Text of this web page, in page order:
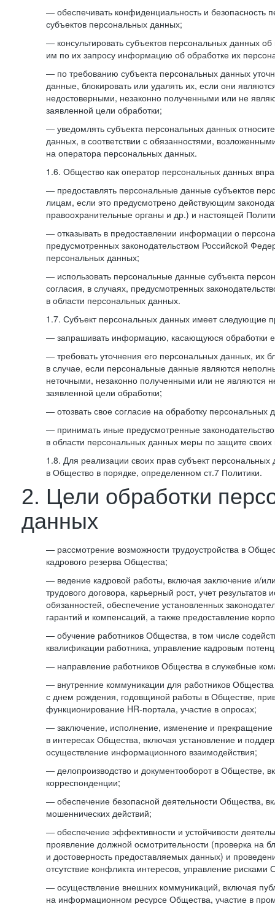
— обеспечивать конфиденциальность и безопасность
субъектов персональных данных;
— консультировать субъектов персональных данных об
им по их запросу информацию об обработке их
— по требованию субъекта персональных данных
данные, блокировать или удалять их, если они
недостоверными, незаконно полученными или не
заявленной цели обработки;
— уведомлять субъекта персональных данных
данных, в соответствии с обязанностями,
на оператора персональных данных.
1.6. Общество как оператор персональных данных
— предоставлять персональные данные субъектов
лицам, если это предусмотрено действующим
правоохранительные органы и др.) и настоящей
— отказывать в предоставлении информации о
предусмотренных законодательством Российской
персональных данных;
— использовать персональные данные субъекта
согласия, в случаях, предусмотренных
в области персональных данных.
1.7. Субъект персональных данных имеет следующие
— запрашивать информацию, касающуюся обработки
— требовать уточнения его персональных данных, их
в случае, если персональные данные являются
неточными, незаконно полученными или не являются
заявленной цели обработки;
— отозвать свое согласие на обработку персональных
— принимать иные предусмотренные
в области персональных данных меры по защите своих
1.8. Для реализации своих прав субъект
в Общество в порядке, определенном ст.7 Политики.
2. Цели обработки
данных
— рассмотрение возможности трудоустройства в
кадрового резерва Общества;
— ведение кадровой работы, включая заключение и/
трудового договора, карьерный рост, учет
обязанностей, обеспечение установленных
гарантий и компенсаций, а также предоставление
— обучение работников Общества, в том числе
квалификации работника, управление кадровым
— направление работников Общества в служебные
— внутренние коммуникации для работников
с днем рождения, годовщиной работы в Обществе,
функционирование HR-портала, участие в опросах;
— заключение, исполнение, изменение и прекращение
в интересах Общества, включая установление и
осуществление информационного взаимодействия;
— делопроизводство и документооборот в Обществе,
корреспонденции;
— обеспечение безопасной деятельности Общества,
мошеннических действий;
— обеспечение эффективности и устойчивости
проявление должной осмотрительности (проверка на
и достоверность предоставляемых данных) и
отсутствие конфликта интересов, управление рисками
— осуществление внешних коммуникаций, включая
на информационном ресурсе Общества, участие в